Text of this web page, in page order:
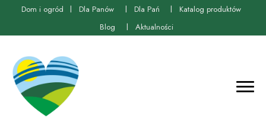
Dom i ogród Dla Panów Dla Pań
Katalog produktów
Blog
Aktualności